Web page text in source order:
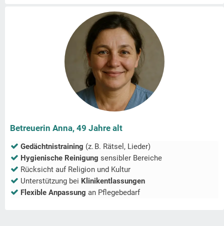
Betreuerin Anna, 49 Jahre alt
Gedächtnistraining (z. B. Rätsel, Lieder)
Hygienische Reinigung sensibler Bereiche
Rücksicht auf Religion und Kultur
Unterstützung bei Klinikentlassungen
Flexible Anpassung an Pflegebedarf